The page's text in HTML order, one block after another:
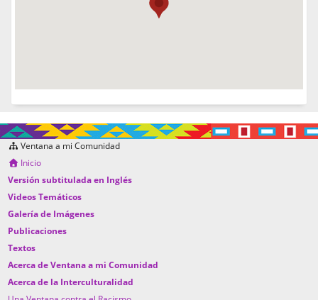
Ventana a mi Comunidad
Inicio
Versión subtitulada en Inglés
Videos Temáticos
Galería de Imágenes
Publicaciones
Textos
Acerca de Ventana a mi Comunidad
Acerca de la Interculturalidad